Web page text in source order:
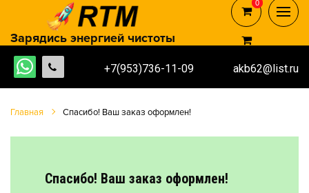
+7(953)736-11-09 akb62@list.ru
Зарядись энергией чистоты
0
0
Главная Спасибо! Ваш заказ оформлен!
Спасибо! Ваш заказ оформлен!